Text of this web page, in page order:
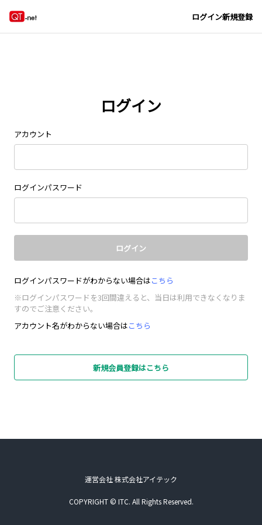
ログイン新規登録
ログイン
アカウント
ログインパスワード
ログイン
ログインパスワードがわからない場合はこちら
※ログインパスワードを3回間違えると、当日は利用できなくなりま
すのでご注意ください。
アカウント名がわからない場合はこちら
新規会員登録はこちら
運営会社 株式会社アイテック
COPYRIGHT © ITC. All Rights Reserved.